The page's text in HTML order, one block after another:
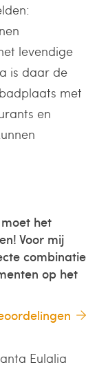
levendige
is daar de
met
en
het
Voor mij
combinatie
op het
Eulalia